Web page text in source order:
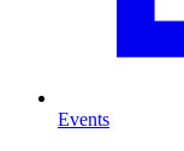
Events